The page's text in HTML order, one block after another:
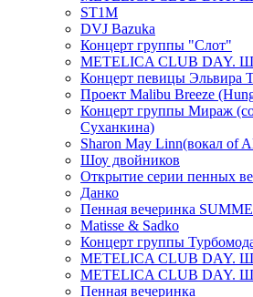
ST1M
DVJ Bazuka
Концерт группы "Слот"
METELICA CLUB
Концерт певицы Эльвира
Проект Malibu Breeze
Концерт группы Мираж
Суханкина)
Sharon May Linn(вокал of
Шоу двойников
Открытие серии пенных
Данко
Пенная вечеринка
Matisse & Sadko
Концерт группы
METELICA CLUB DAY.
METELICA CLUB DAY.
Пенная вечеринка